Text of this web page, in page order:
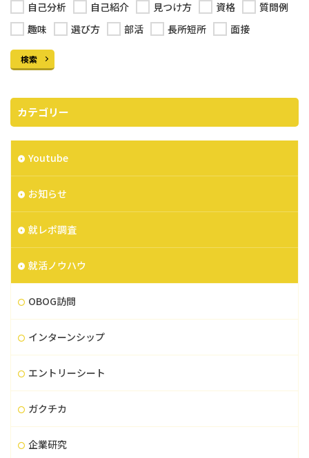
自己分析
自己紹介 見つけ方 資格
質問例
趣味
選び方 部活 長所短所 面接
検索
カテゴリー
Youtube
お知らせ
就レポ調査
就活ノウハウ
OBOG訪問
インターンシップ
エントリーシート
ガクチカ
企業研究